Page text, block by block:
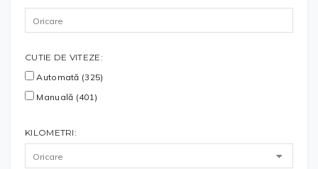
CUTIE DE VITEZE:
Automată (325)
Manuală (401)
KILOMETRI: